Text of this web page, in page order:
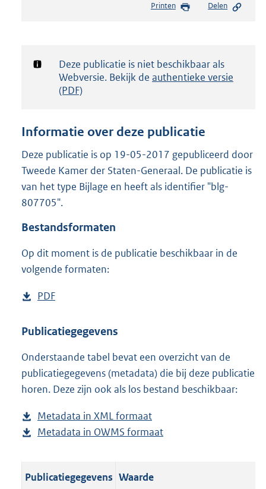
s
d
g
t
e
:
4
Printen Delen
Notificatie:
Deze publicatie is niet beschikbaar als
Webversie. Bekijk de authentieke versie
(PDF)
Informatie over deze publicatie
Deze publicatie is op 19-05-2017 gepubliceerd door
Tweede Kamer der Staten-Generaal. De publicatie is
van het type Bijlage en heeft als identifier "blg-
807705".
Bestandsformaten
Op dit moment is de publicatie beschikbaar in de
volgende formaten:
D
w
l
o
a
p
u
l
PDF
s
a
n
d
g
r
o
Publicatiegegevens
Onderstaande tabel bevat een overzicht van de
publicatiegegevens (metadata) die bij deze publicatie
horen. Deze zijn ook als los bestand beschikbaar:
Metadata in XML formaat
e
a
Metadata in OWMS formaat
Publicatiegegevens Waarde